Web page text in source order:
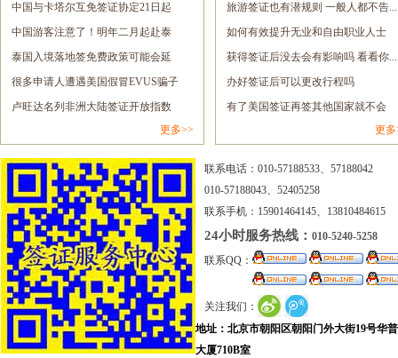
签......
中国与卡塔尔互免签证协定21日起
正......
中国游客注意了！明年二月起赴泰
旅......
泰国入境落地签免费政策可能会延
长......
很多申请人遭遇美国假冒EVUS骗子
网......
卢旺达名列非洲大陆签证开放指数
更多>>
息......
旅游签证也有潜规则 一般人都不告
如何有效提升无业和自由职业人士
的......
获得签证后没去会有影响吗 看看你
办好签证后可以更改行程吗
有了美国签证再签其他国家就不会
更多
联系电话：010-57188533、57188042
010-57188043、52405258
联系手机：15901464145、13810484615
24小时服务热线： 010-5240-5258
联系QQ：
关注我们：
地址：北京市朝阳区朝阳门外大街19号华
大厦710B室